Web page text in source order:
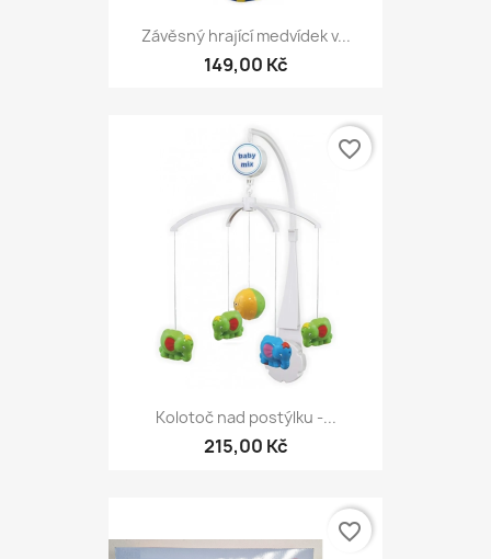
Závěsný hrající medvídek v...
149,00 Kč
Kolotoč nad postýlku -...
215,00 Kč
favorite_border
favorite_border